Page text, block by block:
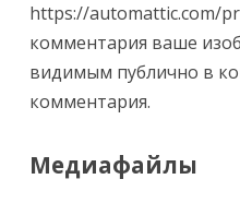
https://automattic.com/
комментария ваше
видимым публично в
комментария.
Медиафайлы